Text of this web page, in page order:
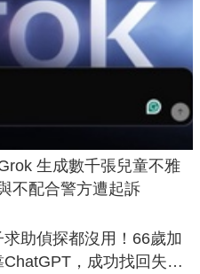
生成數千張兒童不雅
不配合警方遭起訴
助偵探都沒用！66歲加
，成功找回失散